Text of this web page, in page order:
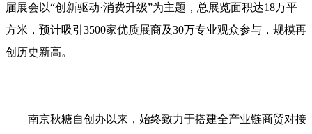
届展会以“创新驱动·消费升级”为主题，总展览面积达18万平
方米，预计吸引3500家优质展商及30万专业观众参与，规模再
创历史新高。
南京秋糖自创办以来，始终致力于搭建全产业链商贸对接